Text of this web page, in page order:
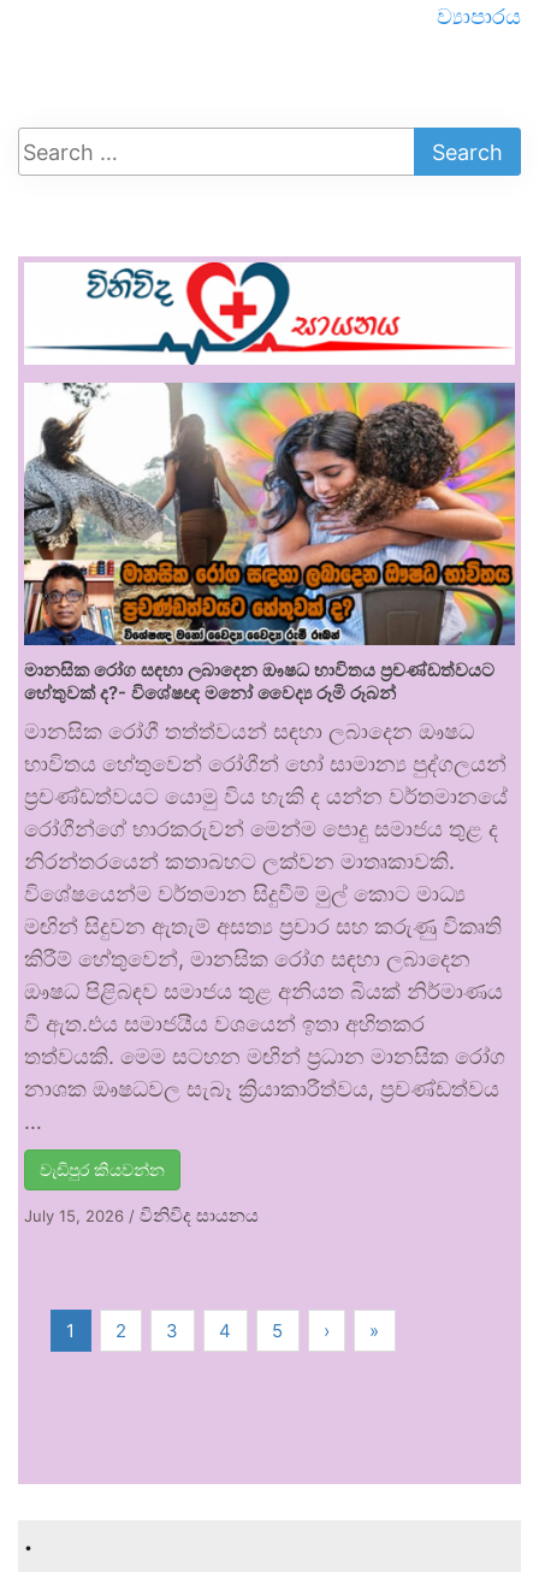
ව්‍යාපාරය
මානසික රෝග සඳහා ලබාදෙන ඖෂධ භාවිතය ප්‍රචණ්ඩත්වයට
හේතුවක් ද?- විශේෂඥ මනෝ වෛද්‍ය රූමි රූබන්
මානසික රෝගී තත්ත්වයන් සඳහා ලබාදෙන ඖෂධ
භාවිතය හේතුවෙන් රෝගීන් හෝ සාමාන්‍ය පුද්ගලයන්
ප්‍රචණ්ඩත්වයට යොමු විය හැකි ද යන්න වර්තමානයේ
රෝගීන්ගේ භාරකරුවන් මෙන්ම පොදු සමාජය තුළ ද
නිරන්තරයෙන් කතාබහට ලක්වන මාතෘකාවකි.
විශේෂයෙන්ම වර්තමාන සිදුවීම් මුල් කොට මාධ්‍ය
මඟින් සිදුවන ඇතැම් අසත්‍ය ප්‍රචාර සහ කරුණු විකෘති
කිරීම් හේතුවෙන්, මානසික රෝග සඳහා ලබාදෙන
ඖෂධ පිළිබඳව සමාජය තුළ අනියත බියක් නිර්මාණය
වී ඇත.එය සමාජයීය වශයෙන් ඉතා අහිතකර
තත්වයකි. මෙම සටහන මඟින් ප්‍රධාන මානසික රෝග
නාශක ඖෂධවල සැබෑ ක්‍රියාකාරීත්වය, ප්‍රචණ්ඩත්වය
…
වැඩිපුර කියවන්න
July 15, 2026 / විනිවිද සායනය
1 2 3 4 5 › »
.